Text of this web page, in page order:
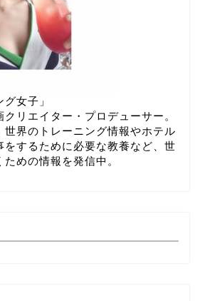
女子」
リエイター・プロデューサー。
世界のトレーニング情報やホテル
をするために必要な教養など、世
めの情報を発信中。